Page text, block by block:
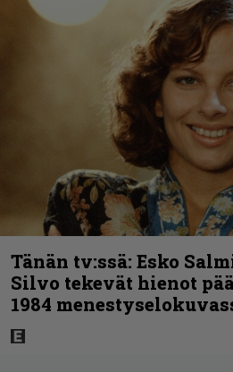
Tänän tv:ssä: Esko
Silvo tekevät hienot
1984